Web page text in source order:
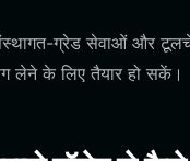
ग्रेड सेवाओं और
लेने के लिए तैयार हो सकें।